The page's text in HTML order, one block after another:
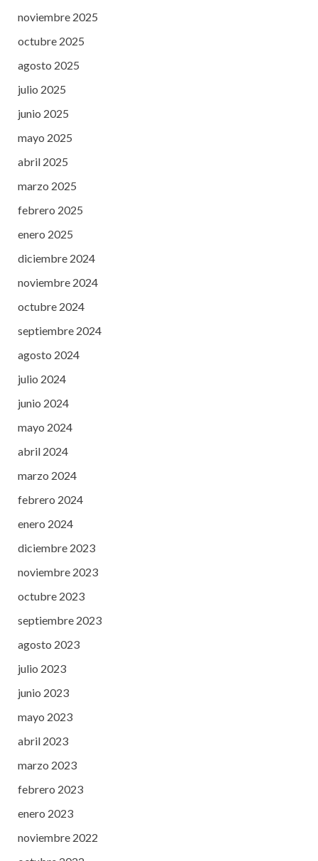
noviembre 2025
octubre 2025
agosto 2025
julio 2025
junio 2025
mayo 2025
abril 2025
marzo 2025
febrero 2025
enero 2025
diciembre 2024
noviembre 2024
octubre 2024
septiembre 2024
agosto 2024
julio 2024
junio 2024
mayo 2024
abril 2024
marzo 2024
febrero 2024
enero 2024
diciembre 2023
noviembre 2023
octubre 2023
septiembre 2023
agosto 2023
julio 2023
junio 2023
mayo 2023
abril 2023
marzo 2023
febrero 2023
enero 2023
noviembre 2022